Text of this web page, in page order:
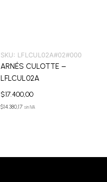
SKU: LFLCUL02A#02#000
ARNÉS CULOTTE –
LFLCUL02A
$17.400,00
$14.380,17 sin IVA